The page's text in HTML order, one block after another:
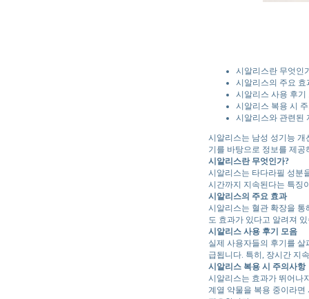
시알리스란 무엇인
시알리스의 주요 효
시알리스 사용 후기
시알리스 복용 시
시알리스와 관련된
시알리스는 남성 성기능
기를 바탕으로 정보를 제
시알리스란 무엇인가?
시알리스는 타다라필 성분
시간까지 지속된다는 특징
시알리스의 주요 효과
시알리스는 혈관 확장을
도 효과가 있다고 알려져
시알리스 사용 후기 모음
실제 사용자들의 후기를
급됩니다. 특히, 장시간 지
시알리스 복용 시 주의사항
시알리스는 효과가 뛰어나
계열 약물을 복용 중이라